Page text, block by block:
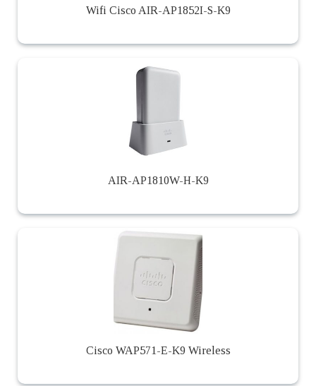
Wifi Cisco AIR-AP1852I-S-K9
AIR-AP1810W-H-K9
Cisco WAP571-E-K9 Wireless